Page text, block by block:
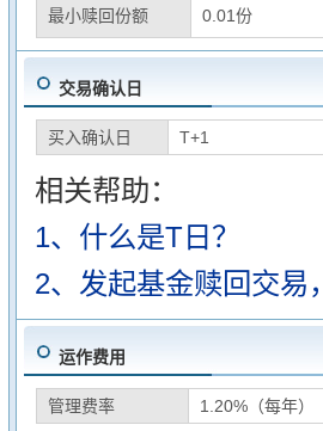
最小赎回份额 0.01份
交易确认日
买入确认日 T+1
相关帮助：
1、什么是T日？
2、发起基金赎回交易
运作费用
管理费率 1.20%（每年）